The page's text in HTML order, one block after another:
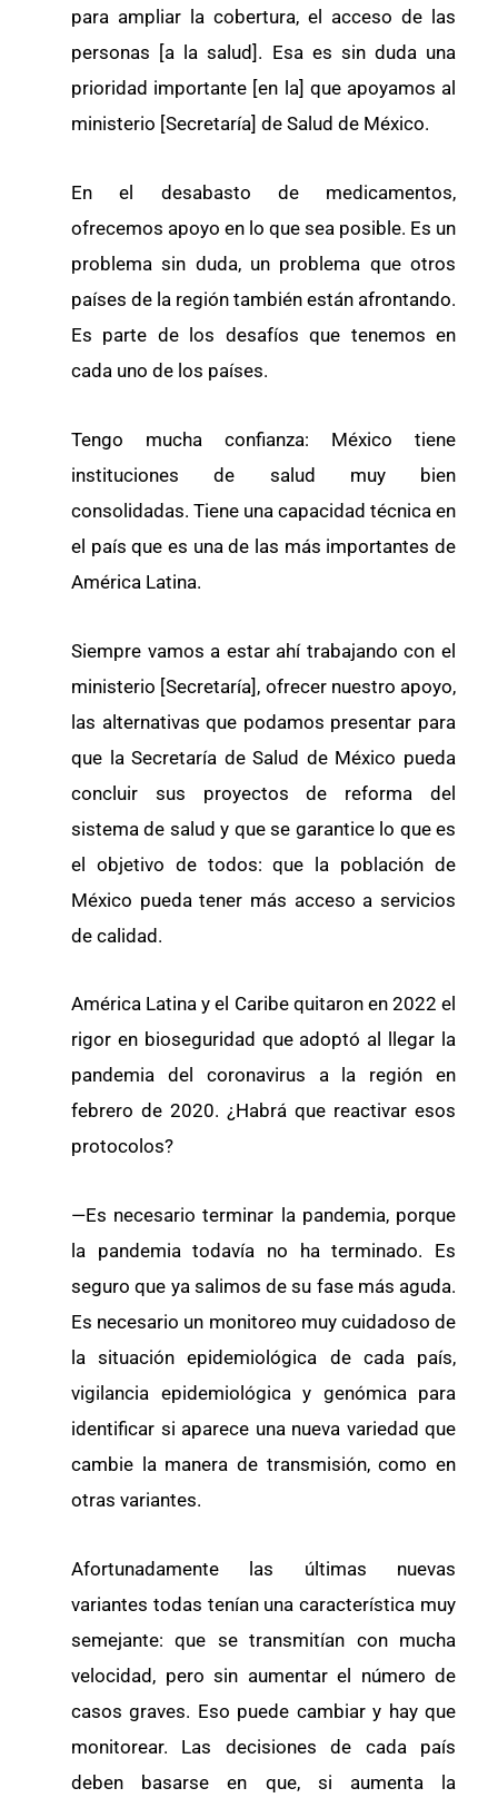
para ampliar la cobertura, el acceso de las
personas [a la salud]. Esa es sin duda una
prioridad importante [en la] que apoyamos al
ministerio [Secretaría] de Salud de México.
En el desabasto de medicamentos,
ofrecemos apoyo en lo que sea posible. Es un
problema sin duda, un problema que otros
países de la región también están afrontando.
Es parte de los desafíos que tenemos en
cada uno de los países.
Tengo mucha confianza: México tiene
instituciones de salud muy bien
consolidadas. Tiene una capacidad técnica en
el país que es una de las más importantes de
América Latina.
Siempre vamos a estar ahí trabajando con el
ministerio [Secretaría], ofrecer nuestro apoyo,
las alternativas que podamos presentar para
que la Secretaría de Salud de México pueda
concluir sus proyectos de reforma del
sistema de salud y que se garantice lo que es
el objetivo de todos: que la población de
México pueda tener más acceso a servicios
de calidad.
América Latina y el Caribe quitaron en 2022 el
rigor en bioseguridad que adoptó al llegar la
pandemia del coronavirus a la región en
febrero de 2020. ¿Habrá que reactivar esos
protocolos?
—Es necesario terminar la pandemia, porque
la pandemia todavía no ha terminado. Es
seguro que ya salimos de su fase más aguda.
Es necesario un monitoreo muy cuidadoso de
la situación epidemiológica de cada país,
vigilancia epidemiológica y genómica para
identificar si aparece una nueva variedad que
cambie la manera de transmisión, como en
otras variantes.
Afortunadamente las últimas nuevas
variantes todas tenían una característica muy
semejante: que se transmitían con mucha
velocidad, pero sin aumentar el número de
casos graves. Eso puede cambiar y hay que
monitorear. Las decisiones de cada país
deben basarse en que, si aumenta la